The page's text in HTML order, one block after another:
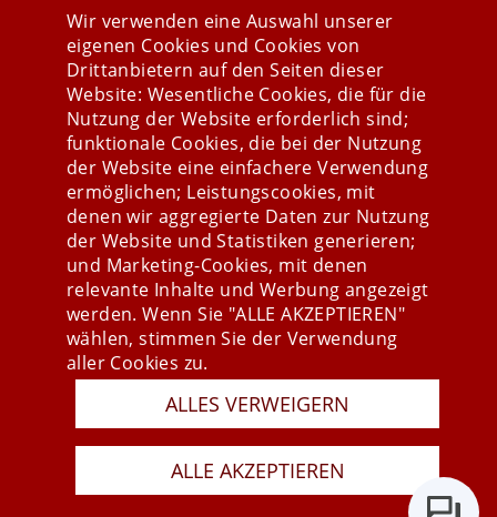
Stay connected
Presse
Newsletter
AGB
Datenschutz
Impressum
Wir verwenden eine Auswahl unserer
eigenen Cookies und Cookies von
Drittanbietern auf den Seiten dieser
Website: Wesentliche Cookies, die für die
Nutzung der Website erforderlich sind;
funktionale Cookies, die bei der Nutzung
der Website eine einfachere Verwendung
ermöglichen; Leistungscookies, mit
denen wir aggregierte Daten zur Nutzung
der Website und Statistiken generieren;
und Marketing-Cookies, mit denen
relevante Inhalte und Werbung angezeigt
werden. Wenn Sie "ALLE AKZEPTIEREN"
wählen, stimmen Sie der Verwendung
aller Cookies zu.
ALLES VERWEIGERN
ALLE AKZEPTIEREN